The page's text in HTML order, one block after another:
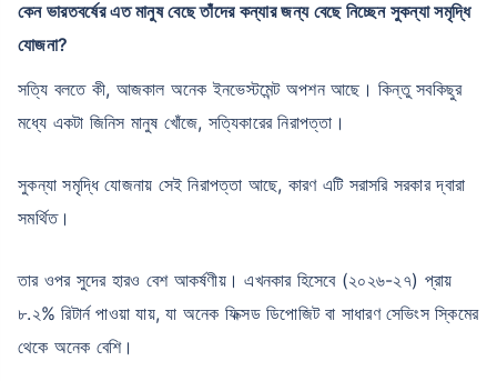
কেন ভারতবর্ষের এত মানুষ বেছে তাঁদের কন্যার জন্য বেছে নিচ্ছেন সুকন্যা সমৃদ্ধি
যোজনা?
সত্যি বলতে কী, আজকাল অনেক ইনভেস্টমেন্ট অপশন আছে। কিন্তু সবকিছুর
মধ্যে একটা জিনিস মানুষ খোঁজে, সত্যিকারের নিরাপত্তা।
সুকন্যা সমৃদ্ধি যোজনায় সেই নিরাপত্তা আছে, কারণ এটি সরাসরি সরকার দ্বারা
সমর্থিত।
তার ওপর সুদের হারও বেশ আকর্ষণীয়। এখনকার হিসেবে (২০২৬-২৭) প্রায়
৮.২% রিটার্ন পাওয়া যায়, যা অনেক ফিক্সড ডিপোজিট বা সাধারণ সেভিংস স্কিমের
থেকে অনেক বেশি।